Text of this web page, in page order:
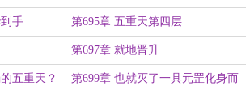
手 第695章 五重天第四层
第697章 就地晋升
五重天？ 第699章 也就灭了一具元罡化身而